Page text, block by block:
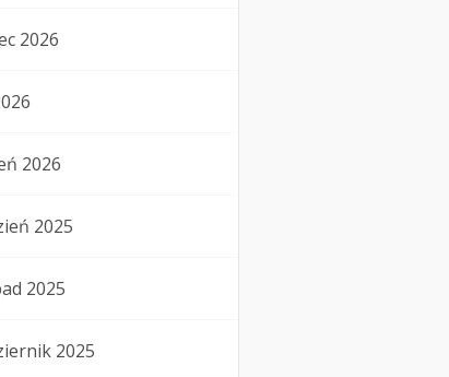
2026
2026
2025
2025
2025